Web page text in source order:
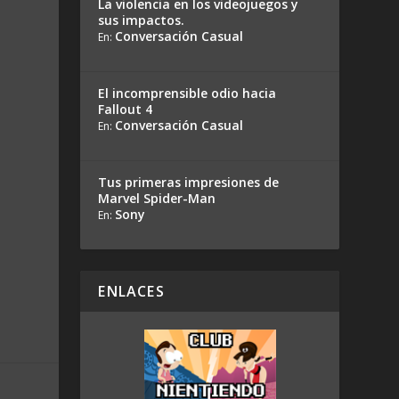
La violencia en los videojuegos y
sus impactos.
En: Conversación Casual
El incomprensible odio hacia
Fallout 4
En: Conversación Casual
Tus primeras impresiones de
Marvel Spider-Man
En: Sony
ENLACES